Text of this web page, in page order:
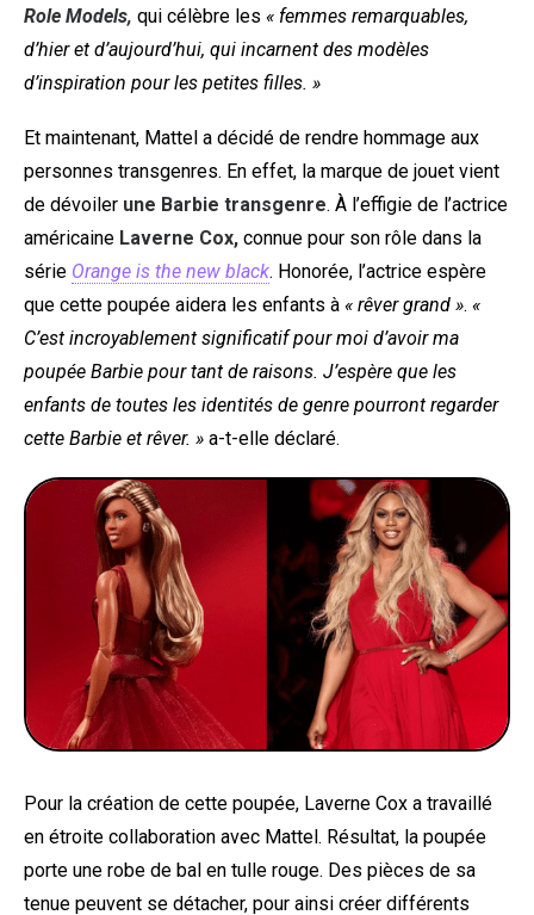
Role Models, qui célèbre les « femmes remarquables,
d’hier et d’aujourd’hui, qui incarnent des modèles
d’inspiration pour les petites filles. »
Et maintenant, Mattel a décidé de rendre hommage aux
personnes transgenres. En effet, la marque de jouet vient
de dévoiler une Barbie transgenre. À l’effigie de l’actrice
américaine Laverne Cox, connue pour son rôle dans la
série Orange is the new black. Honorée, l’actrice espère
que cette poupée aidera les enfants à « rêver grand ». «
C’est incroyablement significatif pour moi d’avoir ma
poupée Barbie pour tant de raisons. J’espère que les
enfants de toutes les identités de genre pourront regarder
cette Barbie et rêver. » a-t-elle déclaré.
Pour la création de cette poupée, Laverne Cox a travaillé
en étroite collaboration avec Mattel. Résultat, la poupée
porte une robe de bal en tulle rouge. Des pièces de sa
tenue peuvent se détacher, pour ainsi créer différents